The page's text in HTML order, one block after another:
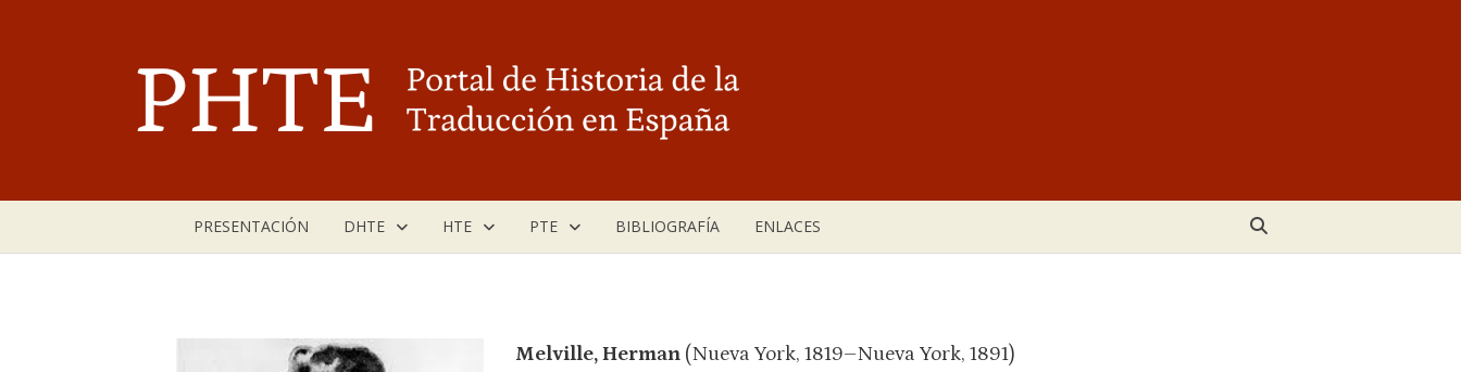
PRESENTACIÓN DHTE HTE PTE BIBLIOGRAFÍA ENLACES
Melville, Herman (Nueva York, 1819–Nueva York, 1891)